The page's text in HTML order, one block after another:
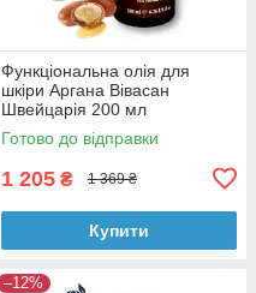
Функціональна олія для
шкіри Аргана Вівасан
Швейцарія 200 мл
Готово до відправки
1 205 ₴ 1 369 ₴
Купити
–12%